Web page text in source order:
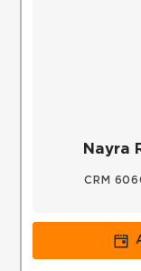
Nayra
CRM